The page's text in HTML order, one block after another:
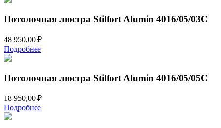
Потолочная люстра Stilfort Alumin 4016/05/03C
48 950,00 ₽
Подробнее
Потолочная люстра Stilfort Alumin 4016/05/05C
18 950,00 ₽
Подробнее